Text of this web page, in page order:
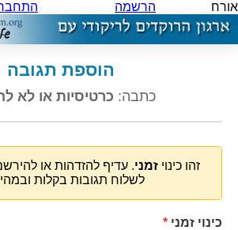
אורח הרשמה
הוספת תגובה
כתבה: כרטיסיות או לא
זהו כינוי זמני. עדיף להזדהות או
לשלוח תגובות בקלות
כינוי זמני *